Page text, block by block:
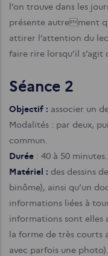
l’on trouve dans les
présente autrement
attirer l’attention du
faire rire lorsqu’il s’agit
Séance 2
Objectif : associer un
Modalités : par deux,
commun.
Durée : 40 à 50 minutes.
Matériel : des dessins
binôme), ainsi qu’un
informations liées à
informations sont elles
la forme de très courts
avec parfois une